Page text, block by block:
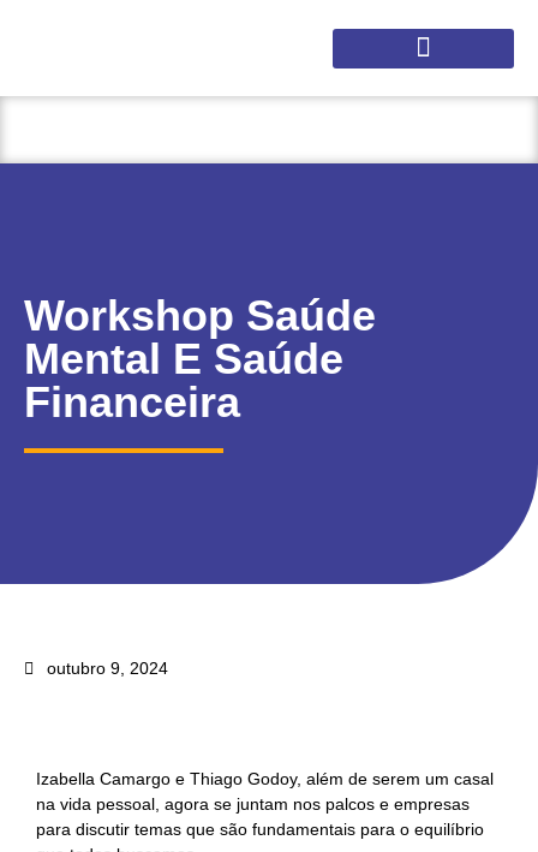
Workshop Saúde
Mental E Saúde
Financeira
outubro 9, 2024
Izabella Camargo e Thiago Godoy, além de serem um casal
na vida pessoal, agora se juntam nos palcos e empresas
para discutir temas que são fundamentais para o equilíbrio